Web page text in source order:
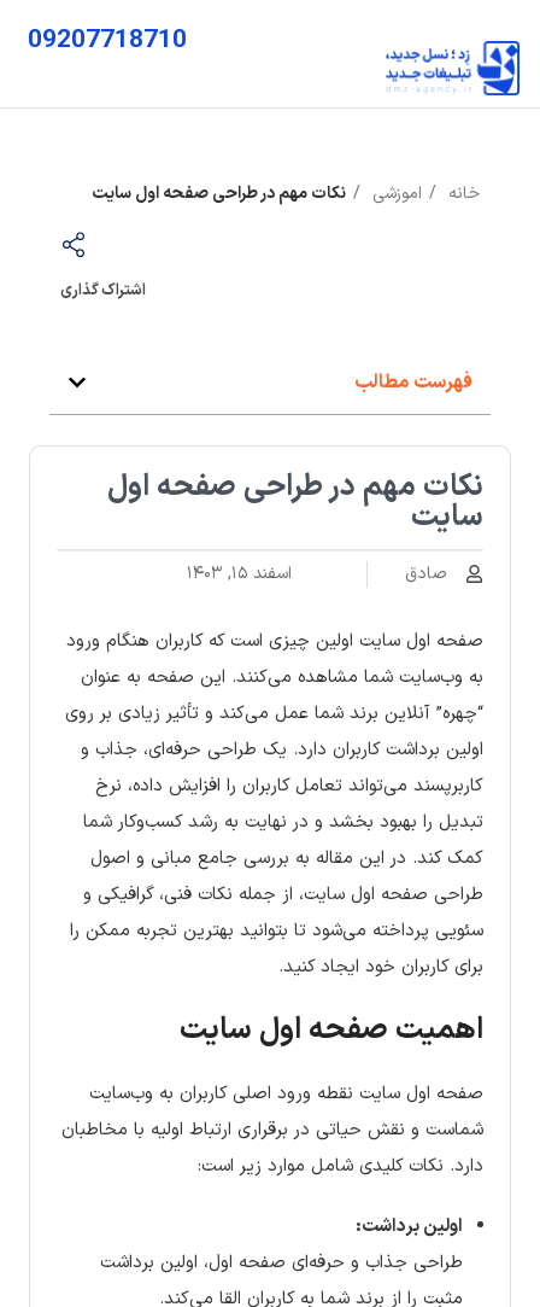
09207718710
خانه اموزشی نکات مهم در طراحی صفحه اول سایت
اشتراک گذاری
فهرست مطالب
نکات مهم در طراحی صفحه اول
سایت
صادق اسفند ۱۵, ۱۴۰۳
صفحه اول سایت اولین چیزی است که کاربران هنگام ورود
به وب‌سایت شما مشاهده می‌کنند. این صفحه به عنوان
“چهره” آنلاین برند شما عمل می‌کند و تأثیر زیادی بر روی
اولین برداشت کاربران دارد. یک طراحی حرفه‌ای، جذاب و
کاربرپسند می‌تواند تعامل کاربران را افزایش داده، نرخ
تبدیل را بهبود بخشد و در نهایت به رشد کسب‌وکار شما
کمک کند. در این مقاله به بررسی جامع مبانی و اصول
طراحی صفحه اول سایت، از جمله نکات فنی، گرافیکی و
سئویی پرداخته می‌شود تا بتوانید بهترین تجربه ممکن را
برای کاربران خود ایجاد کنید.
اهمیت صفحه اول سایت
صفحه اول سایت نقطه ورود اصلی کاربران به وب‌سایت
شماست و نقش حیاتی در برقراری ارتباط اولیه با مخاطبان
دارد. نکات کلیدی شامل موارد زیر است:
اولین برداشت:
طراحی جذاب و حرفه‌ای صفحه اول، اولین برداشت
مثبت را از برند شما به کاربران القا می‌کند.